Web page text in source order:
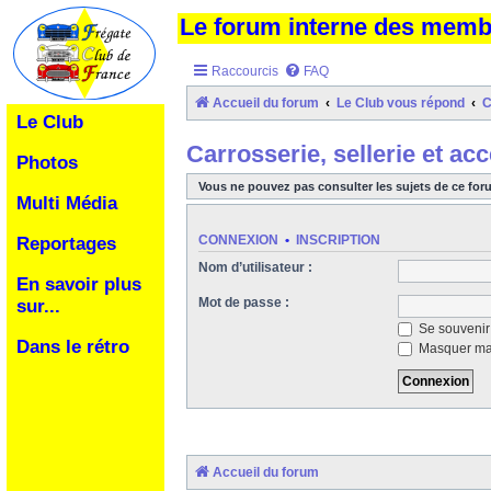
Le Club
Photos
Multi Média
Reportages
En savoir plus
sur...
Dans le rétro
Le forum interne des
Raccourcis FAQ
Accueil du forum Le Club vous répond
Carrosserie, sellerie et
Vous ne pouvez pas consulter les sujets de ce
CONNEXION • INSCRIPTION
Nom d’utilisateur :
Mot de passe :
Se
Masquer
Accueil du forum